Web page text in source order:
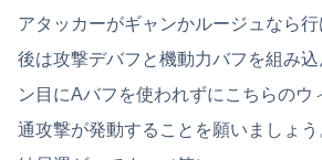
アタッカーがギャンかルージュなら行
後は攻撃デバフと機動力バフを組み
ン目にAバフを使われずにこちらのウ
通攻撃が発動することを願いましょう